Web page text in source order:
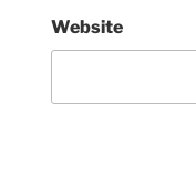
Website